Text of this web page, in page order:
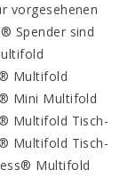
vorgesehenen
Spender sind
Multifold
Mini Multifold
Multifold Tisch-
Multifold Tisch-
Multifold